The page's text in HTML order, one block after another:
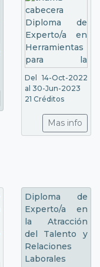
Del 14-Oct-2022
al 30-Jun-2023
21 Créditos
Mas info
Diploma de
Experto/a en
la Atracción
del Talento y
Relaciones
Laborales